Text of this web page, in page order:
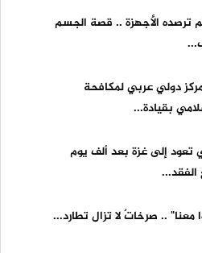
ترصده الأجهزة .. قصة الجسم
دولي عربي لمكافحة
بقيادة...
تعود إلى غزة بعد ألف يوم
معنا" .. صرخاتٌ لا تزال تطارد...